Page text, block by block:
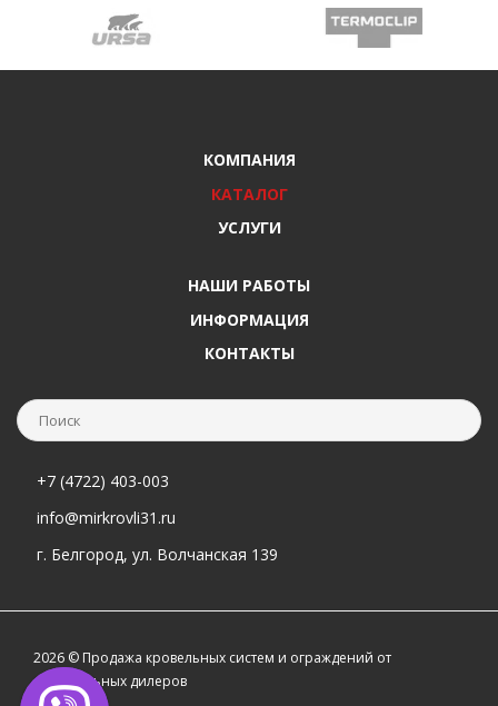
КОМПАНИЯ
КАТАЛОГ
УСЛУГИ
НАШИ РАБОТЫ
ИНФОРМАЦИЯ
КОНТАКТЫ
+7 (4722) 403-003
info@mirkrovli31.ru
г. Белгород, ул. Волчанская 139
2026 © Продажа кровельных систем и ограждений от
официальных дилеров